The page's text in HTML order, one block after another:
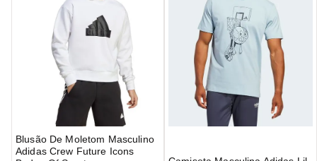
Blusão De Moletom Masculino
Adidas Crew Future Icons